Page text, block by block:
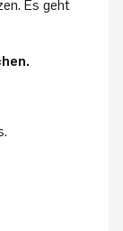
Es geht